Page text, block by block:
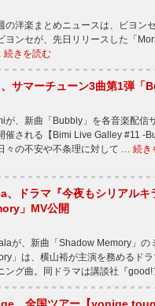
の洋楽まとめニュースは、ビヨ
ヨンセが、先日リリースした「
続きを読む
サマーチューン3曲第1弾「
、新曲「Bubbly」を各音楽配
催される【Bimi Live Galley #11 -
々の不安や不条理に対して … 続き
、ドラマ『今夜もシリアル
」MV公開
が、新曲「Shadow Memory」
」は、横山裕が主演を務めるド
ング曲。同ドラマは講談社『